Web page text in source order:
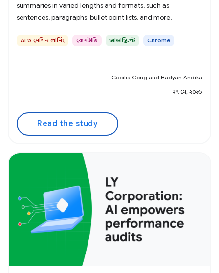
summaries in varied lengths and formats, such as
sentences, paragraphs, bullet point lists, and more.
AI ও মেশিন লার্নিং কেস স্টাডি জাভাস্ক্রিপ্ট Chrome
Cecilia Cong and Hadyan Andika
২৭ মে, ২০২৬
Read the study